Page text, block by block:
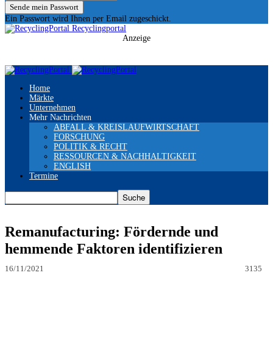
Ein Passwort wird Ihnen per Email zugeschickt.
Recyclingportal
Anzeige
Home
Märkte
Unternehmen
Mehr Nachrichten
ABFALL & KREISLAUFWIRTSCHAFT
FORSCHUNG
POLITIK & RECHT
RESSOURCEN & NACHHALTIGKEIT
ENGLISH
Termine
Remanufacturing: Fördernde und
hemmende Faktoren identifizieren
16/11/2021 3135